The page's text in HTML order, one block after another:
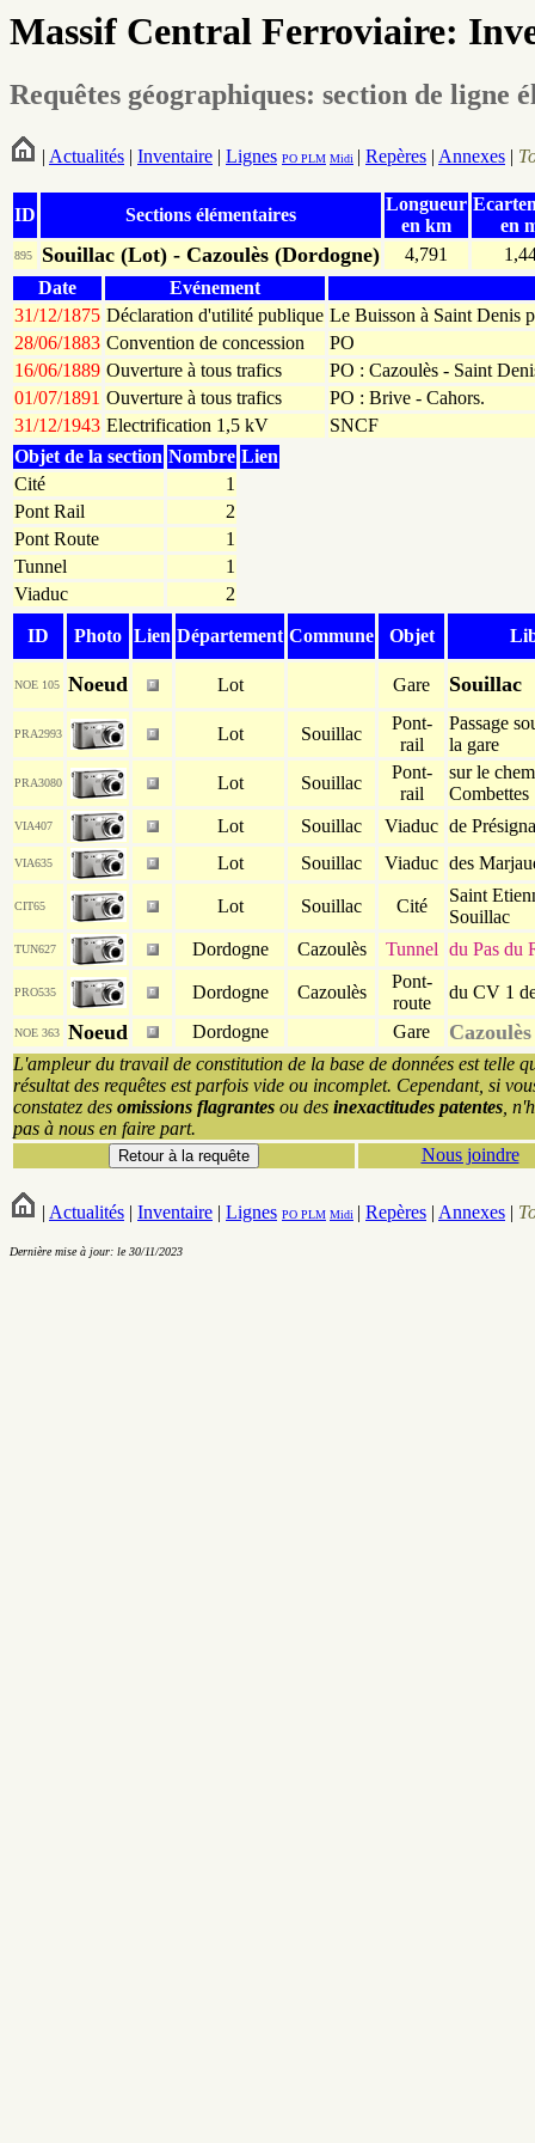
Massif Central Ferroviaire:
Requêtes géographiques: section de ligne
| Actualités | Inventaire | Lignes PO PLM Midi | Repères | Annexes |
ID Sections élémentaires
Longueur
en km
en
895 Souillac (Lot) - Cazoulès (Dordogne) 4,791
Date
Evénement
31/12/1875 Déclaration d'utilité publique Le Buisson à Saint Denis
28/06/1883 Convention de concession
PO
16/06/1889 Ouverture à tous trafics
PO : Cazoulès - Saint
01/07/1891 Ouverture à tous trafics
PO : Brive - Cahors.
31/12/1943 Electrification 1,5 kV
SNCF
Objet de la section Nombre Lien
Cité
1
Pont Rail
2
Pont Route
1
Tunnel
1
Viaduc
2
ID Photo Lien Département Commune Objet
NOE 105 Noeud Lot Gare Souillac
PRA2993 Lot Souillac
Pont-
rail
Passage
la gare
PRA3080 Lot Souillac
Pont-
rail
sur le
Combettes
VIA407 Lot Souillac Viaduc de
VIA635 Lot Souillac Viaduc des
CIT65 Lot Souillac Cité
Saint
Souillac
TUN627 Dordogne Cazoulès Tunnel du Pas du
PRO535 Dordogne Cazoulès
Pont-
route
du CV 1
NOE 363 Noeud Dordogne Gare Cazoulès
L'ampleur du travail de constitution de la base de données est telle
résultat des requêtes est parfois vide ou incomplet. Cependant, si
constatez des omissions flagrantes ou des inexactitudes patentes ,
pas à nous en faire part.
Nous joindre
| Actualités | Inventaire | Lignes PO PLM Midi | Repères | Annexes |
Dernière mise à jour: le 30/11/2023